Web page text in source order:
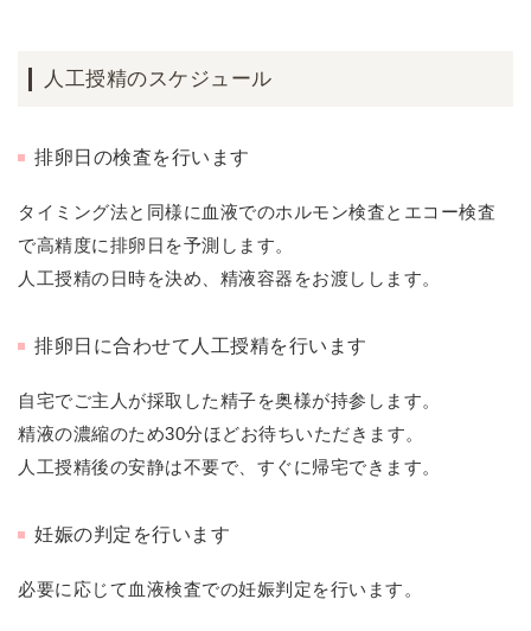
人工授精のスケジュール
排卵日の検査を行います
タイミング法と同様に血液でのホルモン検査とエコー検査
で高精度に排卵日を予測します。
人工授精の日時を決め、精液容器をお渡しします。
排卵日に合わせて人工授精を行います
自宅でご主人が採取した精子を奥様が持参します。
精液の濃縮のため30分ほどお待ちいただきます。
人工授精後の安静は不要で、すぐに帰宅できます。
妊娠の判定を行います
必要に応じて血液検査での妊娠判定を行います。